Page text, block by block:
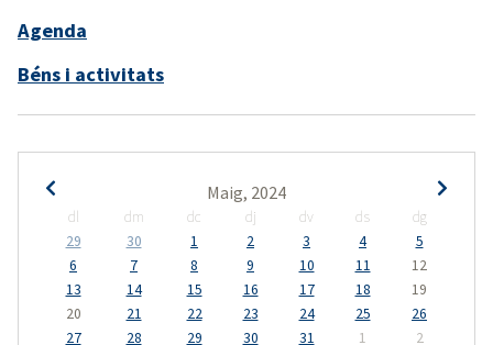
Agenda
Béns i activitats
Maig, 2024
dl dm dc dj dv ds
dg
29
30 1 2 3 4
5
6
7 8 9 10 11
12
13
14 15 16 17 18
19
20
21 22 23 24 25
26
27
28 29 30 31 1 2